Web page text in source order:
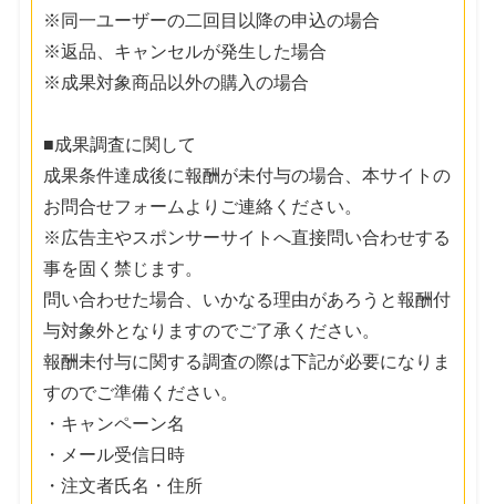
※同一ユーザーの二回目以降の申込の場合
※返品、キャンセルが発生した場合
※成果対象商品以外の購入の場合
■成果調査に関して
成果条件達成後に報酬が未付与の場合、本サイトの
お問合せフォームよりご連絡ください。
※広告主やスポンサーサイトへ直接問い合わせする
事を固く禁じます。
問い合わせた場合、いかなる理由があろうと報酬付
与対象外となりますのでご了承ください。
報酬未付与に関する調査の際は下記が必要になりま
すのでご準備ください。
・キャンペーン名
・メール受信日時
・注文者氏名・住所